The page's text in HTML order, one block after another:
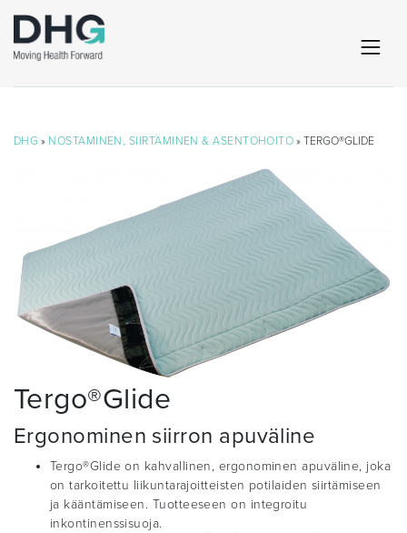
DHG » NOSTAMINEN, SIIRTÄMINEN & ASENTOHOITO » TERGO®GLIDE
Tergo®Glide
Ergonominen siirron apuväline
Tergo®Glide on kahvallinen, ergonominen apuväline, joka
on tarkoitettu liikuntarajoitteisten potilaiden siirtämiseen
ja kääntämiseen. Tuotteeseen on integroitu
inkontinenssisuoja.